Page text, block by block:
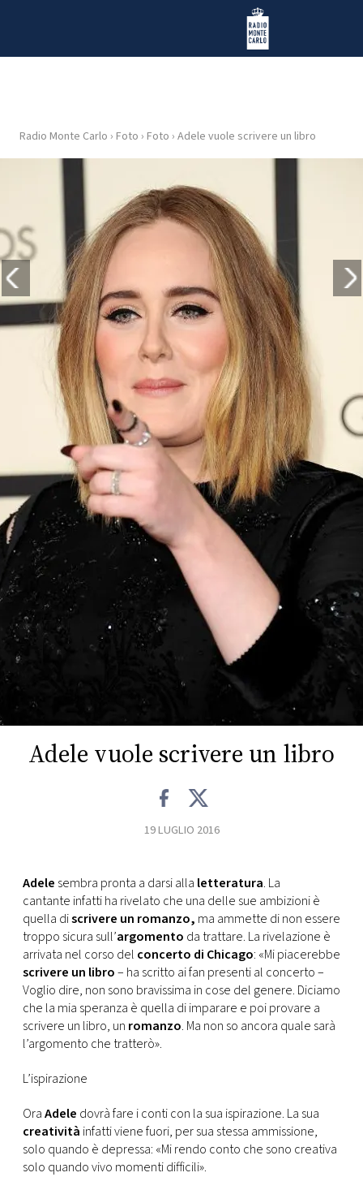
Radio Monte Carlo
HOME
RADIO
WEB
RADIO
PLAYLIST
NEWS
FOTO
CONCORSI
EVENTI
VIDEO
TV
PRINCIPATO
CONSIGLIA
Radio Monte Carlo › Foto › Foto › Adele vuole scrivere un libro
Adele vuole scrivere un libro
19 LUGLIO 2016
Adele sembra pronta a darsi alla letteratura. La
cantante infatti ha rivelato che una delle sue ambizioni è
quella discrivere un romanzo, ma ammette di non essere
troppo sicura sull’argomento da trattare. La rivelazione è
arrivata nel corso del concerto di Chicago: «Mi piacerebbe
scrivere un libro– ha scritto ai fan presenti al concerto –
Voglio dire, non sono bravissima in cose del genere. Diciamo
che la mia speranza è quella di imparare e poi provare a
scrivere un libro, un romanzo. Ma non so ancora quale sarà
l’argomento che tratterò».
L’ispirazione
OraAdele dovrà fare i conti con la sua ispirazione. La sua
creatività infatti viene fuori, per sua stessa ammissione,
solo quando è depressa: «Mi rendo conto che sono creativa
solo quando vivo momenti difficili».